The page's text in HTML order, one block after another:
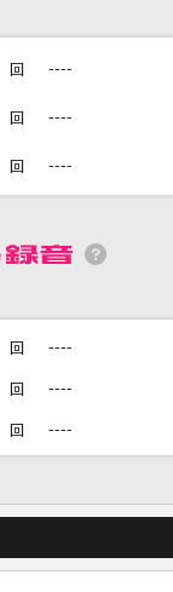
オケ最新情報をチェック！
回 ----
回 ----
回 ----
回 ----
回 ----
回 ----